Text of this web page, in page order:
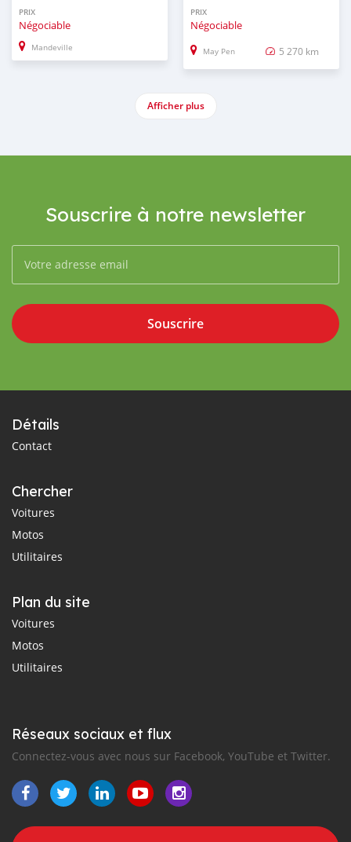
PRIX
Négociable
Mandeville
PRIX
Négociable
May Pen 5 270 km
Afficher plus
Souscrire à notre newsletter
Souscrire
Détails
Contact
Chercher
Voitures
Motos
Utilitaires
Plan du site
Voitures
Motos
Utilitaires
Réseaux sociaux et flux
Connectez-vous avec nous sur Facebook, YouTube et Twitter.